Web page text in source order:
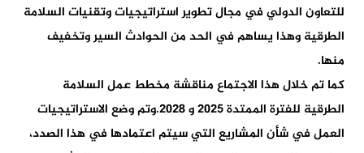
للتعاون الدولي في مجال تطوير استراتيجيات وتقنيات السلامة
الطرقية وهذا يساهم في الحد من الحوادث السير وتخفيف
منها.
كما تم خلال هذا الاجتماع مناقشة مخطط عمل السلامة
الطرقية للفترة الممتدة 2025 و 2028.وتم وضع الاستراتيجيات
العمل في شأن المشاريع التي سيتم اعتمادها في هذا الصدد،